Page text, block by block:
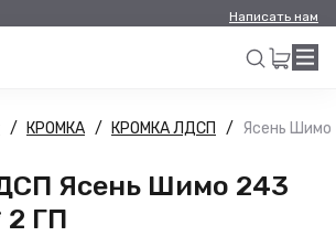
Написать нам
Искать
КРОМКА КРОМКА ЛДСП Ясень Шимо
Ясень Шимо 243
2 ГП